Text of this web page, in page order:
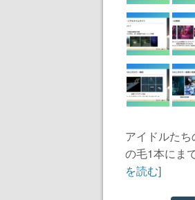
アイドルた
の毛1本にま
を読む]